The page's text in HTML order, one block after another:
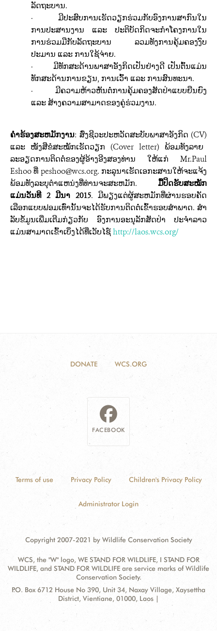
ລັດຖະບານ.
· ມີປະສົບການເຮັດວຽກຮ່ວມກັບອົງການສາກົນໃນ
ການປະສານງານ ແລະ ປະຕິບັດກິດຈະກໍາໂຄງການໃນ
ການຮ່ວມມືກັບລັດຖະບານ ລວມທັງການຄຸ້ມຄອງງົບ
ປະມານ ແລະ ການໃຊ້ຈ່າຍ.
· ມີທັກສະດ້ານພາສາອັງກິດເປັນຢ່າງດີ ເປັນຕົ້ນແມ່ນ
ທັກສະດ້ານການຂຽນ, ການເວົ້າ ແລະ ການສົນທະນາ.
· ມີຄວາມຫ້າວຫັນຕໍ່ການຄຸ້ມຄອງສັດປ່າແບບຍືນຍົງ
ແລະ ສ້າງຄວາມສາມາດຂອງຄູ່ຮ່ວມງານ.
ຄໍາຮ້ອງສະຫມັກງານ: ສົ່ງຊີວະປະຫວັດສະບັບພາສາອັງກິດ (CV)
ແລະ ໜັງສືຂໍສະໝັກເຮັດວຽກ (Cover letter) ພ້ອມທັງລາຍ
ລະອຽດການຕິດຕໍ່ຂອງຜູ້ອ້າງອີງສອງທ່ານ ໃຫ້ແກ່ Mr.Paul
Eshooທີ່ peshoo@wcs.org. ກະລຸນາເຮັດເອກະສານໃຫ້ຈະແຈ້ງ
ພ້ອມທັງລະບຸຕໍາແຫນ່ງທີ່ທ່ານຈະສະຫມັກ.
ມື້ປິດຮັບສະໝັກ
ແມ່ນວັນທີ 2 ມີນາ 2015. ມີພຽງແຕ່ຜູ້ສະຫມັກທີ່ຜ່ານຮອບຄັດ
ເລືອກແບບຟອມເທົ່ານັ້ນຈະໄດ້ຮັບການຕິດຕໍ່ເຂົ້າຮອບສໍາພາດ. ສໍາ
ລັບຂໍ້ມູນເພີ່ມເຕີມກ່ຽວກັບ
ອົງການອະນຸລັກສັດປ່າ ປະຈຳລາວ
ແມ່ນສາມາດເຂົ້າເບິ່ງໄດ້ທີ່ເວັບໄຊ໌http://laos.wcs.org/
DONATE WCS.ORG
FACEBOOK
Terms of use Privacy Policy Children's Privacy Policy
Administrator Login
Copyright 2007-2021 by Wildlife Conservation Society
WCS, the "W" logo, WE STAND FOR WILDLIFE, I STAND FOR
WILDLIFE, and STAND FOR WILDLIFE are service marks of Wildlife
Conservation Society.
Contact
Address:
P.O. Box 6712 House No 390, Unit 34, Naxay Village, Xaysettha
District, Vientiane, 01000, Laos |